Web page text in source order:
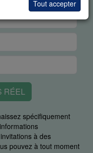
Tout accepter
RÉEL
spécifiquement
à des
pouvez à tout moment